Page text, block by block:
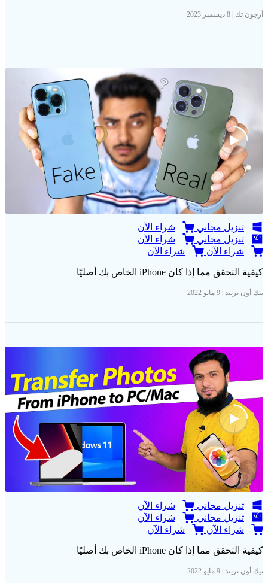
أرجون تك | 8 ديسمبر 2023
تنزيل مجاني
شراء الآن
تنزيل مجاني
شراء الآن
شراء الآن
شراء الآن
كيفية التحقق مما إذا كان iPhone الخاص بك أصليًا
تيك أون تريند | 9 مايو 2022
تنزيل مجاني
شراء الآن
تنزيل مجاني
شراء الآن
شراء الآن
شراء الآن
كيفية التحقق مما إذا كان iPhone الخاص بك أصليًا
تيك أون تريند | 9 مايو 2022